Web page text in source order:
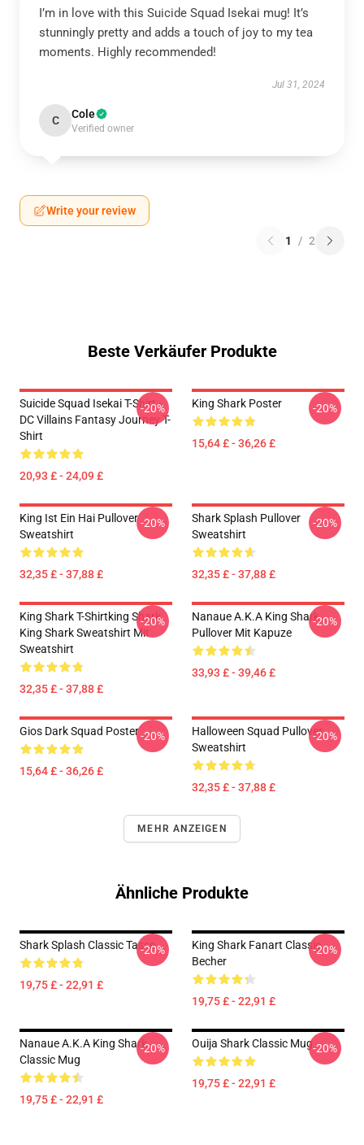
I’m in love with this Suicide Squad Isekai mug! It’s
stunningly pretty and adds a touch of joy to my tea
moments. Highly recommended!
Jul 31, 2024
C Cole
Verified owner
Write your review
1 / 2
Beste Verkäufer Produkte
Suicide Squad Isekai T-Shirt -
DC Villains Fantasy Journey T-
Shirt
20,93 £ - 24,09 £
-20% King Shark Poster
15,64 £ - 36,26 £
-20%
King Ist Ein Hai Pullover
Sweatshirt
32,35 £ - 37,88 £
-20%
Shark Splash Pullover
Sweatshirt
32,35 £ - 37,88 £
-20%
King Shark T-Shirtking Shark
King Shark Sweatshirt Mit
Sweatshirt
32,35 £ - 37,88 £
-20%
Nanaue A.K.A King Shark
Pullover Mit Kapuze
33,93 £ - 39,46 £
-20%
Gios Dark Squad Poster
15,64 £ - 36,26 £
-20%
Halloween Squad Pullover
Sweatshirt
32,35 £ - 37,88 £
-20%
MEHR ANZEIGEN
Ähnliche Produkte
Shark Splash Classic Tasse
19,75 £ - 22,91 £
-20%
King Shark Fanart Classic
Becher
19,75 £ - 22,91 £
-20%
Nanaue A.K.A King Shark
Classic Mug
19,75 £ - 22,91 £
-20% Ouija Shark Classic Mug
19,75 £ - 22,91 £
-20%